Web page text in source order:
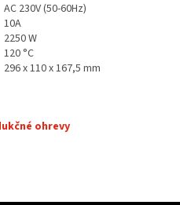
AC 230V (50-60Hz)
10A
2250 W
120 °C
296 x 110 x 167,5 mm
ohrevy